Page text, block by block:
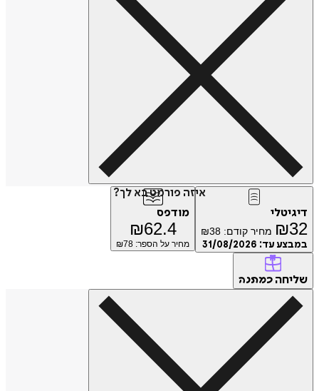
איזה פורמט בא לך?
₪ מחיר קודם: ₪38
עד:31/08/2026
מודפס
₪62.4
מחיר על הספר: ₪78
כמתנה